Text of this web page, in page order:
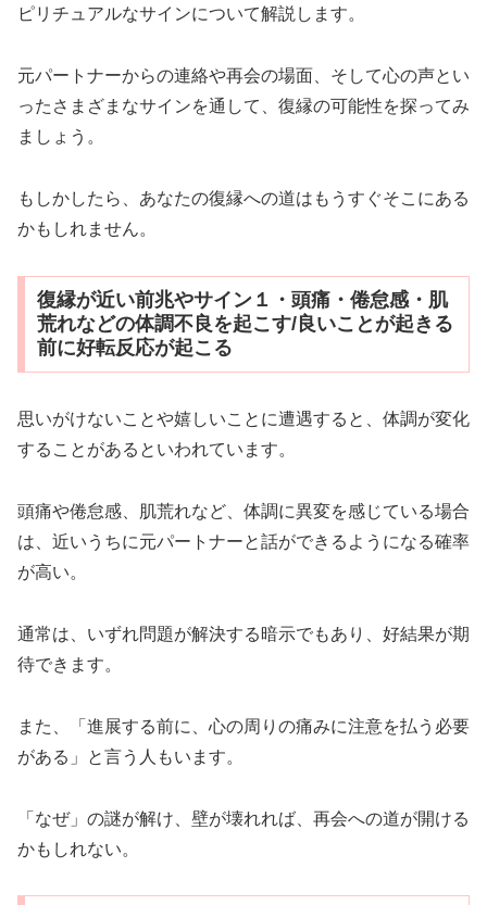
ピリチュアルなサインについて解説します。
元パートナーからの連絡や再会の場面、そして心の声とい
ったさまざまなサインを通して、復縁の可能性を探ってみ
ましょう。
もしかしたら、あなたの復縁への道はもうすぐそこにある
かもしれません。
復縁が近い前兆やサイン１・頭痛・倦怠感・肌
荒れなどの体調不良を起こす/良いことが起きる
前に好転反応が起こる
思いがけないことや嬉しいことに遭遇すると、体調が変化
することがあるといわれています。
頭痛や倦怠感、肌荒れなど、体調に異変を感じている場合
は、近いうちに元パートナーと話ができるようになる確率
が高い。
通常は、いずれ問題が解決する暗示でもあり、好結果が期
待できます。
また、「進展する前に、心の周りの痛みに注意を払う必要
がある」と言う人もいます。
「なぜ」の謎が解け、壁が壊れれば、再会への道が開ける
かもしれない。